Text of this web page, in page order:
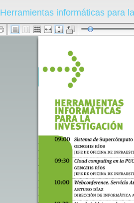
Herramientas informáticas para